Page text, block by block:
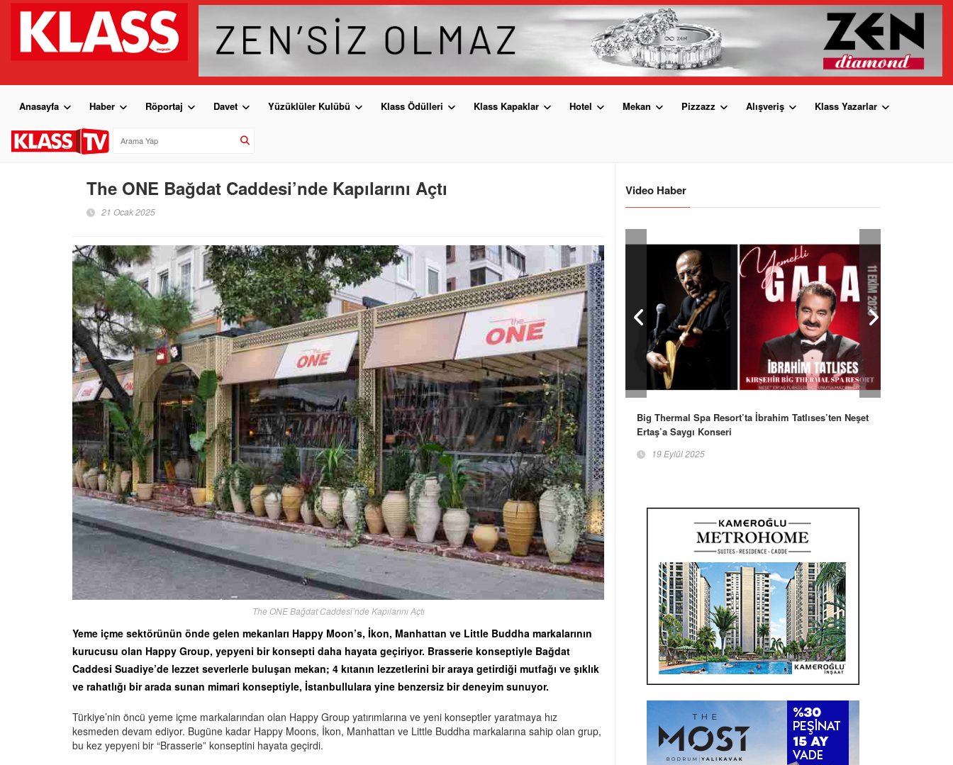
Anasayfa Haber Röportaj Davet Yüzüklüler Kulübü Klass Ödülleri Klass Kapaklar Hotel Mekan Pizzazz Alışveriş Klass Yazarlar
The ONE Bağdat Caddesi’nde Kapılarını Açtı
21 Ocak 2025
The ONE Bağdat Caddesi’nde Kapılarını Açtı
Yeme içme sektörünün önde gelen mekanları Happy Moon’s, İkon, Manhattan ve Little Buddha markalarının
kurucusu olan Happy Group, yepyeni bir konsepti daha hayata geçiriyor. Brasserie konseptiyle Bağdat
Caddesi Suadiye’de lezzet severlerle buluşan mekan; 4 kıtanın lezzetlerini bir araya getirdiği mutfağı ve şıklık
ve rahatlığı bir arada sunan mimari konseptiyle, İstanbullulara yine benzersiz bir deneyim sunuyor.
Türkiye’nin öncü yeme içme markalarından olan Happy Group yatırımlarına ve yeni konseptler yaratmaya hız
kesmeden devam ediyor. Bugüne kadar Happy Moons, İkon, Manhattan ve Little Buddha markalarına sahip olan grup,
bu kez yepyeni bir “Brasserie” konseptini hayata geçirdi.
Video Haber
Big Thermal Spa Resort’ta İbrahim Tatlıses’ten Neşet
Ertaş’a Saygı Konseri
19 Eylül 2025